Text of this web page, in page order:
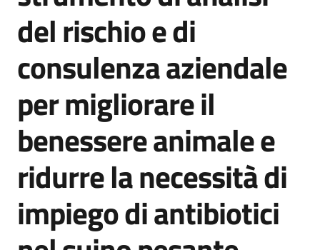
atti
bandi
Piani
programmi
progetti
Agricoltura
in
cifre
del rischio e di
consulenza aziendale
per migliorare il
benessere animale e
ridurre la necessità di
impiego di antibiotici